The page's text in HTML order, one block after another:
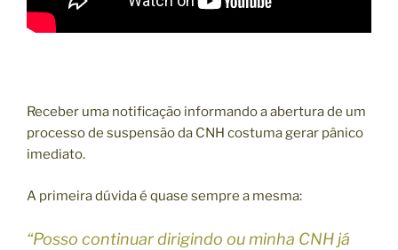
Receber uma notificação informando a abertura de um
processo de suspensão da CNH costuma gerar pânico
imediato.
A primeira dúvida é quase sempre a mesma:
“Posso continuar dirigindo ou minha CNH já